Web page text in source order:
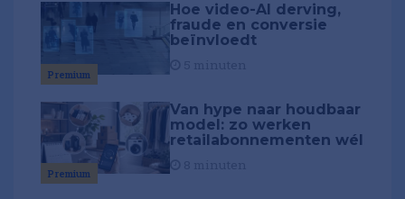
Premium
Hoe video-AI derving,
fraude en conversie
beïnvloedt
Premium
Van hype naar houdbaar
model: zo werken
retailabonnementen wél